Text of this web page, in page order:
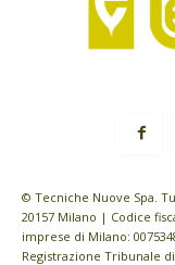
© Tecniche Nuove Spa.
20157 Milano | Codice
imprese di Milano:
Registrazione Tribunale